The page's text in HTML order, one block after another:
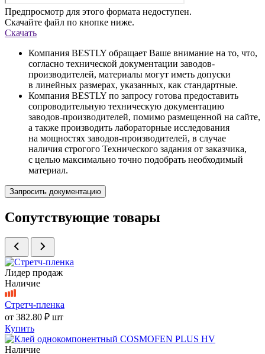
Предпросмотр для этого формата недоступен.
Скачайте файл по кнопке ниже.
Скачать
Компания BESTLY обращает Ваше внимание на то, что,
согласно технической документации заводов-
производителей, материалы могут иметь допуски
в линейных размерах, указанных, как стандартные.
Компания BESTLY по запросу готова предоставить
сопроводительную техническую документацию
заводов-производителей, помимо размещенной на сайте,
а также производить лабораторные исследования
на мощностях заводов-производителей, в случае
наличия строгого Технического задания от заказчика,
с целью максимально точно подобрать необходимый
материал.
Запросить документацию
Сопутствующие товары
Лидер продаж
Наличие
Стретч-пленка
от 382.80 ₽ шт
Купить
Наличие